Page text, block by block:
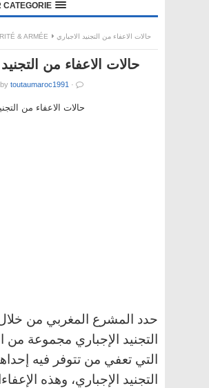
CATEGORIE
& ARMÉE حالات الاعفاء من التجنيد الاجباري
حالات الاعفاء من
by toutaumaroc1991 ·
حدد المشرع المغربي من
التجنيد الإجباري مجموعة من
التي تعفي من تتوفر فيه
التجنيد الإجباري، وهذه